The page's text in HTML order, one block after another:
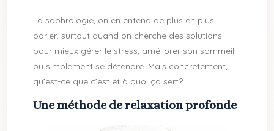
La sophrologie, on en entend de plus en plus
parler, surtout quand on cherche des solutions
pour mieux gérer le stress, améliorer son sommeil
ou simplement se détendre. Mais concrètement,
qu’est-ce que c’est et à quoi ça sert?
Une méthode de relaxation profonde